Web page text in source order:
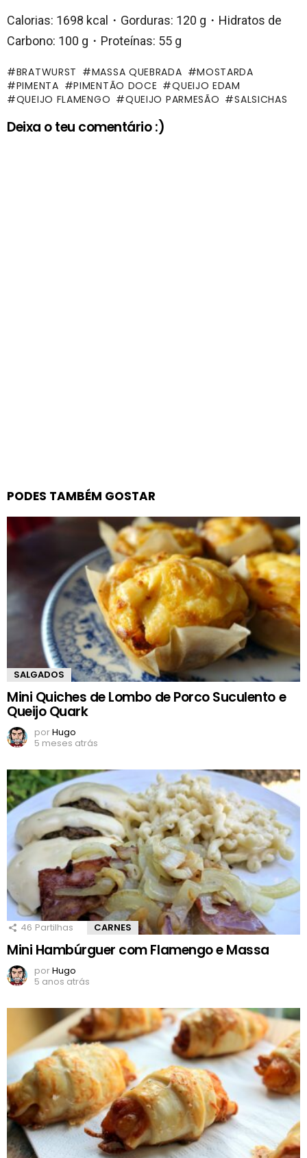
Calorias: 1698 kcal・Gorduras: 120 g・Hidratos de
Carbono: 100 g・Proteínas: 55 g
BRATWURST MASSA QUEBRADA
MOSTARDA
PIMENTA
PIMENTÃO DOCE
QUEIJO EDAM
QUEIJO FLAMENGO
QUEIJO PARMESÃO SALSICHAS
Deixa o teu comentário :)
PODES TAMBÉM GOSTAR
SALGADOS
Mini Quiches de Lombo de Porco Suculento e
Queijo Quark
porHugo
5 meses atrás
46 Partilhas CARNES
Mini Hambúrguer com Flamengo e Massa
porHugo
5 anos atrás